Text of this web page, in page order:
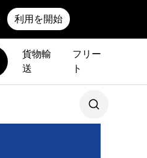
利用を開始
貨物輸
送
フリー
ト